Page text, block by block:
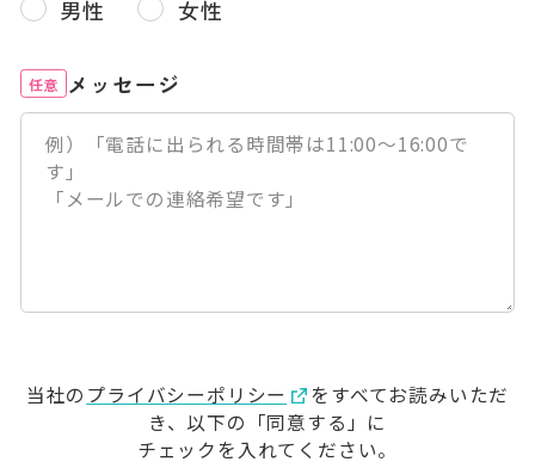
男性 女性
任意 メッセージ
当社の プライバシーポリシー
をすべてお読みいただ
き、 以下の「同意する」に
チェックを入れてください。